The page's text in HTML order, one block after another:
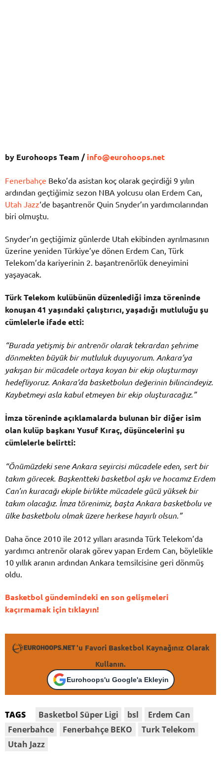
by Eurohoops Team /info@eurohoops.net
Fenerbahçe Beko’da asistan koç olarak geçirdiği 9 yılın
ardından geçtiğimiz sezon NBA yolcusu olan Erdem Can,
Utah Jazz‘de başantrenör Quin Snyder’ın yardımcılarından
biri olmuştu.
Snyder’ın geçtiğimiz günlerde Utah ekibinden ayrılmasının
üzerine yeniden Türkiye’ye dönen Erdem Can, Türk
Telekom’da kariyerinin 2. başantrenörlük deneyimini
yaşayacak.
Türk Telekom kulübünün düzenlediği imza töreninde
konuşan 41 yaşındaki çalıştırıcı, yaşadığı mutluluğu şu
cümlelerle ifade etti:
“Burada yetişmiş bir antrenör olarak tekrardan şehrime
dönmekten büyük bir mutluluk duyuyorum. Ankara’ya
yakışan bir mücadele ortaya koyan bir ekip oluşturmayı
hedefliyoruz. Ankara’da basketbolun değerinin bilincindeyiz.
Kaybetmeyi asla kabul etmeyen bir ekip oluşturacağız.”
İmza töreninde açıklamalarda bulunan bir diğer isim
olan kulüp başkanı Yusuf Kıraç, düşüncelerini şu
cümlelerle belirtti:
“Önümüzdeki sene Ankara seyircisi mücadele eden, sert bir
takım görecek. Başkentteki basketbol aşkı ve hocamız Erdem
Can’ın kuracağı ekiple birlikte mücadele gücü yüksek bir
takım olacağız. İmza törenimiz, başta Ankara basketbolu ve
ülke basketbolu olmak üzere herkese hayırlı olsun.”
Daha önce 2010 ile 2012 yılları arasında Türk Telekom’da
yardımcı antrenör olarak görev yapan Erdem Can, böylelikle
10 yıllık aranın ardından Ankara temsilcisine geri dönmüş
oldu.
Basketbol gündemindeki en son gelişmeleri
kaçırmamak için tıklayın!
'u Favori Basketbol Kaynağınız Olarak
Kullanın.
Eurohoops'u Google'a Ekleyin
TAGS Basketbol Süper Ligi bsl
Erdem Can
Fenerbahce
Fenerbahçe BEKO
Turk Telekom
Utah Jazz